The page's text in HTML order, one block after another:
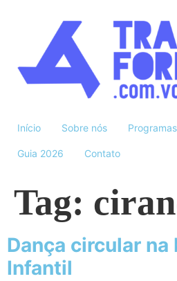
Início Sobre nós Programas
Guia 2026 Contato
Tag:
Dança circular na
Infantil